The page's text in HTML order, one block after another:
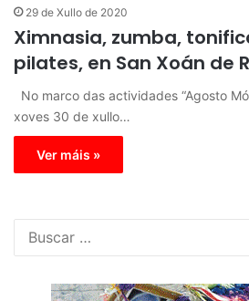
29 de Xullo de 2020
Ximnasia, zumba,
pilates, en San Xoán de
No marco das actividades “Agosto
xoves 30 de xullo…
Ver máis »